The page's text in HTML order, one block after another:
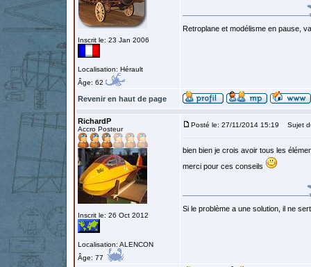
Inscrit le: 23 Jan 2006
Localisation: Hérault
Âge: 62
Retroplane et modélisme en pause,
Revenir en haut de page
RichardP
Accro Posteur
Inscrit le: 26 Oct 2012
Localisation: ALENCON
Âge: 77
Posté le: 27/11/2014 15:19 Sujet
bien bien je crois avoir tous les
merci pour ces conseils
Si le problème a une solution, il ne